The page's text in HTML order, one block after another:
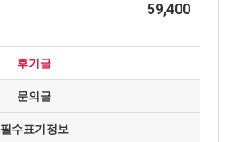
59,400
후기글
문의글
필수표기정보